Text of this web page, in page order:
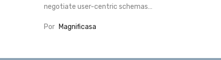
negotiate user-centric schemas…
Por Magnificasa